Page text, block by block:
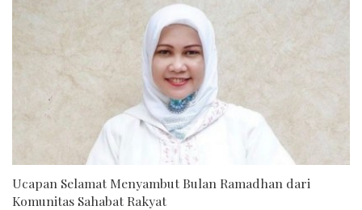
Ucapan Selamat Menyambut Bulan Ramadhan dari
Komunitas Sahabat Rakyat